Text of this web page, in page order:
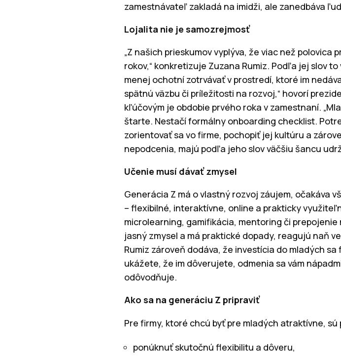
zamestnávateľ zakladá na imidži, ale zanedbáva
Lojalita nie je samozrejmosť
„Z našich prieskumov vyplýva, že viac než polovica
rokov,“ konkretizuje Zuzana Rumiz. Podľa jej slov
menej ochotní zotrvávať v prostredí, ktoré im
spätnú väzbu či príležitosti na rozvoj,“ hovorí
kľúčovým je obdobie prvého roka v zamestnaní.
štarte. Nestačí formálny onboarding checklist.
zorientovať sa vo firme, pochopiť jej kultúru a
nepodcenia, majú podľa jeho slov väčšiu šancu
Učenie musí dávať zmysel
Generácia Z má o vlastný rozvoj záujem, očakáva
– flexibilné, interaktívne, online a prakticky
microlearning, gamifikácia, mentoring či
jasný zmysel a má praktické dopady, reagujú naň
Rumiz zároveň dodáva, že investícia do mladých
ukážete, že im dôverujete, odmenia sa vám
odôvodňuje.
Ako sa na generáciu Z pripraviť
Pre firmy, ktoré chcú byť pre mladých atraktívne,
ponúknuť skutočnú flexibilitu a dôveru,